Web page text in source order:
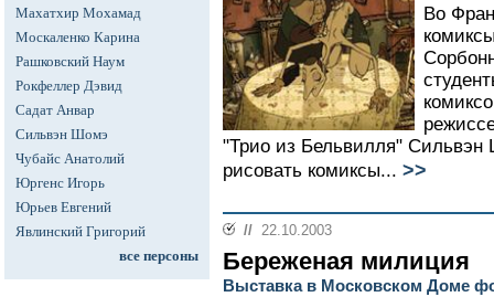
Махатхир Мохамад
Москаленко Карина
Рашковский Наум
Рокфеллер Дэвид
Садат Анвар
Сильвэн Шомэ
Чубайс Анатолий
Юргенс Игорь
Юрьев Евгений
Явлинский Григорий
все персоны
Во
"Трио из Бельвилля" Сильвэн
рисовать комиксы... >>
// 22.10.2003
Береженая милиция
Выставка в Московском Доме